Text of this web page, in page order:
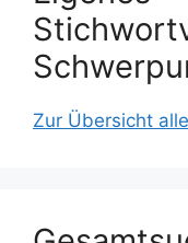
Zur Übersicht